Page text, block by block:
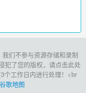
们不参与资源存储和录制
犯了您的版权，请点击此处
个工作日内进行处理！<br
谷歌地图